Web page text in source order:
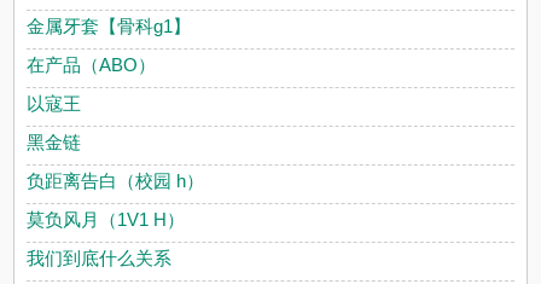
金属牙套【骨科g1】
在产品（ABO）
以寇王
黑金链
负距离告白（校园 h）
莫负风月（1V1 H）
我们到底什么关系